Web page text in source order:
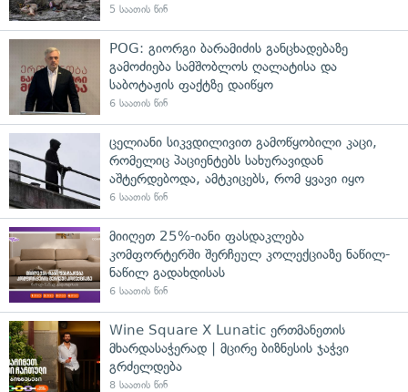
5 საათის წინ
POG: გიორგი ბარამიძის განცხადებაზე
გამოძიება სამშობლოს ღალატისა და
საბოტაჟის ფაქტზე დაიწყო
6 საათის წინ
ცელიანი სიკვდილივით გამოწყობილი კაცი,
რომელიც პაციენტებს სახურავიდან
აშტერდებოდა, ამტკიცებს, რომ ყვავი იყო
6 საათის წინ
მიიღეთ 25%-იანი ფასდაკლება
კომფორტერში შერჩეულ კოლექციაზე ნაწილ-
ნაწილ გადახდისას
6 საათის წინ
Wine Square X Lunatic ერთმანეთის
მხარდასაჭერად | მცირე ბიზნესის ჯაჭვი
გრძელდება
8 საათის წინ